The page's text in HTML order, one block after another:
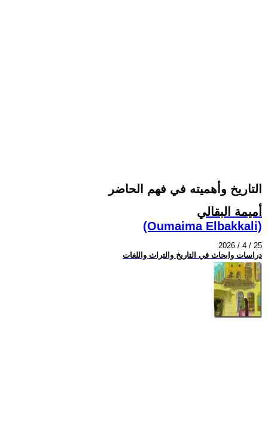
التاريخ وأهميته في فهم الحاضر
أميمة البقالي
(Oumaima Elbakkali)
2026 / 4 / 25
دراسات وابحاث في التاريخ والتراث واللغات